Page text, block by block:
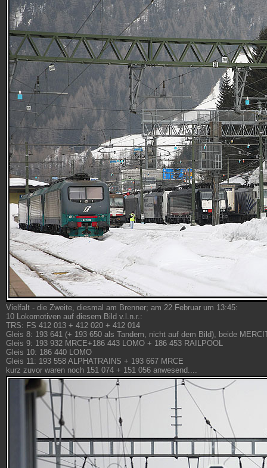
Vielfalt - die Zweite, diesmal am Brenner; am 22.Februar um 13:45:
10 Lokomotiven auf diesem Bild v.l.n.r.:
TRS: FS 412 013 + 412 020 + 412 014
Gleis 8: 193 641 (+ 193 650 als Tandem, nicht auf dem Bild), beide
Gleis 9: 193 932 MRCE+186 443 LOMO + 186 453 RAILPOOL
Gleis 10: 186 440 LOMO
Gleis 11: 193 558 ALPHATRAINS + 193 667 MRCE
kurz zuvor waren noch 151 074 + 151 056 anwesend....